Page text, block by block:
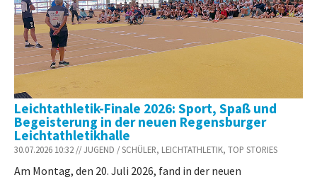
Leichtathletik-Finale 2026: Sport, Spaß und
Begeisterung in der neuen Regensburger
Leichtathletikhalle
30.07.2026 10:32 // JUGEND / SCHÜLER, LEICHTATHLETIK, TOP STORIES
Am Montag, den 20. Juli 2026, fand in der neuen